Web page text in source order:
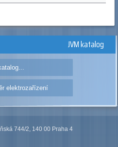
JVM katalog
elektrozařízení
744/2, 140 00 Praha 4